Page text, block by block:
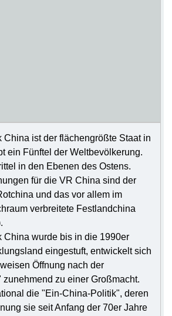
China ist der flächengrößte Staat in
ein Fünftel der Weltbevölkerung.
in den Ebenen des Ostens.
für die VR China sind der
und das vor allem im
verbreitete Festlandchina
China wurde bis in die 1990er
eingestuft, entwickelt sich
Öffnung nach der
zu einer Großmacht.
die "Ein-China-Politik", deren
sie seit Anfang der 70er Jahre